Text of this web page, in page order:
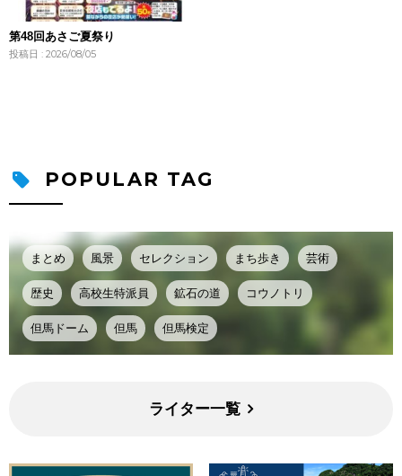
第48回あさご夏祭り
投稿日 : 2026/08/05
POPULAR TAG
まとめ 風景 セレクション まち歩き 芸術
歴史 高校生特派員 鉱石の道 コウノトリ
但馬ドーム 但馬 但馬検定
ライター一覧